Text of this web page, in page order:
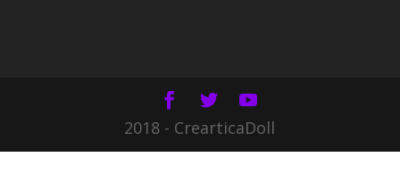
2018 - CrearticaDoll